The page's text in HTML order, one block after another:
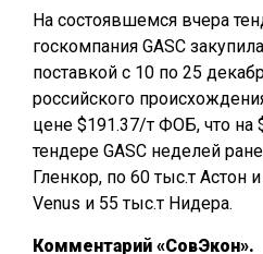
На состоявшемся вчера
госкомпания GASC
поставкой с 10 по 25
российского
цене $191.37/т ФОБ, что на
тендере GASC неделей
Гленкор, по 60 тыс.т Астон
Venus и 55 тыс.т Нидера.
Комментарий «СовЭкон».